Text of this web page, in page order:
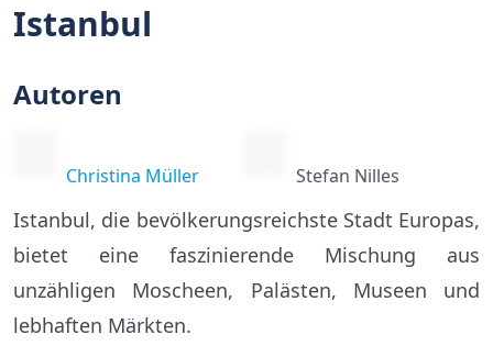
Istanbul
Autoren
Christina Müller Stefan Nilles
Istanbul, die bevölkerungsreichste Stadt Europas,
bietet eine faszinierende Mischung aus
unzähligen Moscheen, Palästen, Museen und
lebhaften Märkten.